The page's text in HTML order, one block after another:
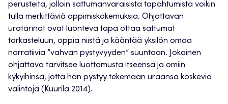
perusteita, jolloin sattumanvaraisista tapahtumista voikin
tulla merkittäviä oppimiskokemuksia. Ohjattavan
uratarinat ovat luonteva tapa ottaa sattumat
tarkasteluun, oppia niistä ja kääntää yksilön omaa
narratiivia ”vahvan pystyvyyden” suuntaan. Jokainen
ohjattava tarvitsee luottamusta itseensä ja omiin
kykyihinsä, jotta hän pystyy tekemään uraansa koskevia
valintoja (Kuurila 2014).